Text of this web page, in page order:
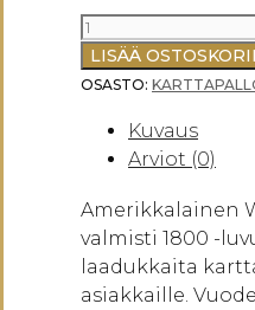
WEBER
COSTELLO
1921
RIPUSTETTAVA
määrä
LISÄÄ
OSASTO:
Kuvaus
Arviot (0)
Amerikkalainen
valmisti 1800 -
laadukkaita
asiakkaille.